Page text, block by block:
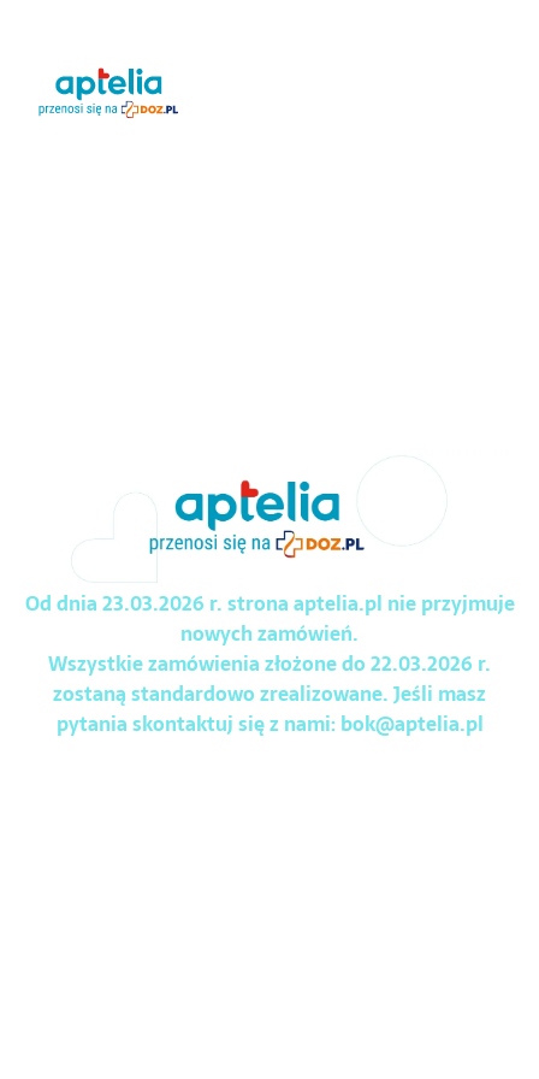
Od dnia 23.03.2026 r. strona aptelia.pl nie przyjmuje
nowych zamówień.
Wszystkie zamówienia złożone do 22.03.2026 r.
zostaną standardowo zrealizowane. Jeśli masz
pytania skontaktuj się z nami:bok@aptelia.pl